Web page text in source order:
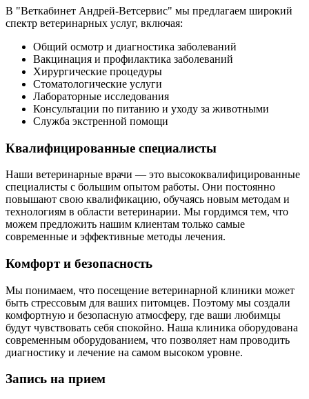
В "Веткабинет Андрей-Ветсервис" мы предлагаем широкий
спектр ветеринарных услуг, включая:
Общий осмотр и диагностика заболеваний
Вакцинация и профилактика заболеваний
Хирургические процедуры
Стоматологические услуги
Лабораторные исследования
Консультации по питанию и уходу за животными
Служба экстренной помощи
Квалифицированные специалисты
Наши ветеринарные врачи — это высококвалифицированные
специалисты с большим опытом работы. Они постоянно
повышают свою квалификацию, обучаясь новым методам и
технологиям в области ветеринарии. Мы гордимся тем, что
можем предложить нашим клиентам только самые
современные и эффективные методы лечения.
Комфорт и безопасность
Мы понимаем, что посещение ветеринарной клиники может
быть стрессовым для ваших питомцев. Поэтому мы создали
комфортную и безопасную атмосферу, где ваши любимцы
будут чувствовать себя спокойно. Наша клиника оборудована
современным оборудованием, что позволяет нам проводить
диагностику и лечение на самом высоком уровне.
Запись на прием